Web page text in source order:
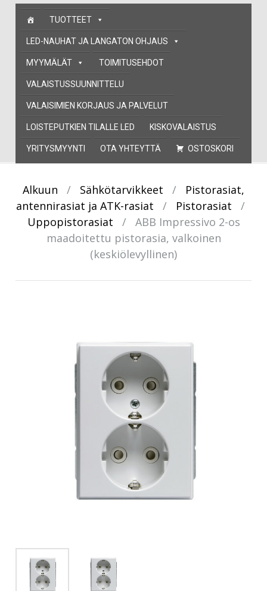
Skip
content
TUOTTEET
LED-NAUHAT JA LANGATON OHJAUS
MYYMÄLÄT TOIMITUSEHDOT
VALAISTUSSUUNNITTELU
VALAISIMIEN KORJAUS JA PALVELUT
LOISTEPUTKIEN TILALLE LED KISKOVALAISTUS
YRITYSMYYNTI OTA YHTEYTTÄ OSTOSKORI
Alkuun / Sähkötarvikkeet /
Pistorasiat,
antennirasiat ja ATK-rasiat
/ Pistorasiat
/
Uppopistorasiat
/
ABB Impressivo 2-os
maadoitettu pistorasia, valkoinen
(keskiölevyllinen)